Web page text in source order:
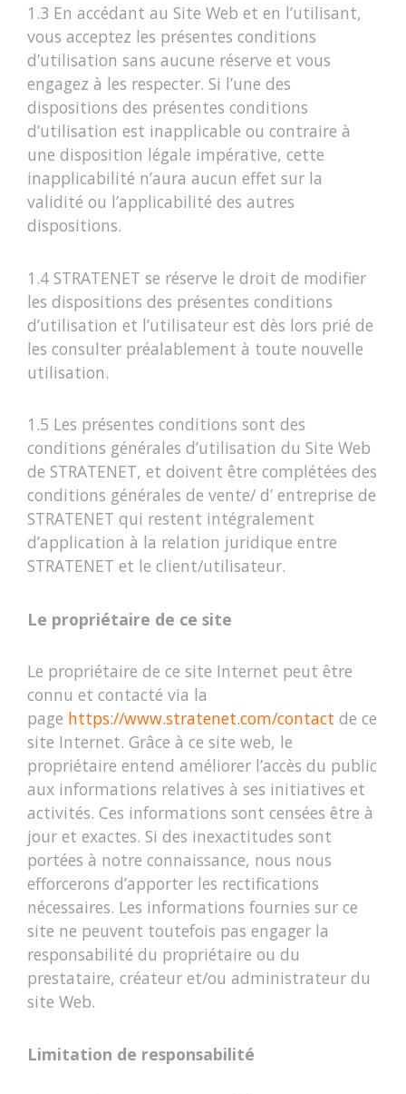
1.3 En accédant au Site Web et en l’utilisant,
vous acceptez les présentes conditions
d’utilisation sans aucune réserve et vous
engagez à les respecter. Si l’une des
dispositions des présentes conditions
d’utilisation est inapplicable ou contraire à
une disposition légale impérative, cette
inapplicabilité n’aura aucun effet sur la
validité ou l’applicabilité des autres
dispositions.
1.4 STRATENET se réserve le droit de modifier
les dispositions des présentes conditions
d’utilisation et l’utilisateur est dès lors prié de
les consulter préalablement à toute nouvelle
utilisation.
1.5 Les présentes conditions sont des
conditions générales d’utilisation du Site Web
de STRATENET, et doivent être complétées des
conditions générales de vente/ d’ entreprise de
STRATENET qui restent intégralement
d’application à la relation juridique entre
STRATENET et le client/utilisateur.
Le propriétaire de ce site
Le propriétaire de ce site Internet peut être
connu et contacté via la
page https://www.stratenet.com/contact de ce
site Internet. Grâce à ce site web, le
propriétaire entend améliorer l’accès du public
aux informations relatives à ses initiatives et
activités. Ces informations sont censées être à
jour et exactes. Si des inexactitudes sont
portées à notre connaissance, nous nous
efforcerons d’apporter les rectifications
nécessaires. Les informations fournies sur ce
site ne peuvent toutefois pas engager la
responsabilité du propriétaire ou du
prestataire, créateur et/ou administrateur du
site Web.
Limitation de responsabilité